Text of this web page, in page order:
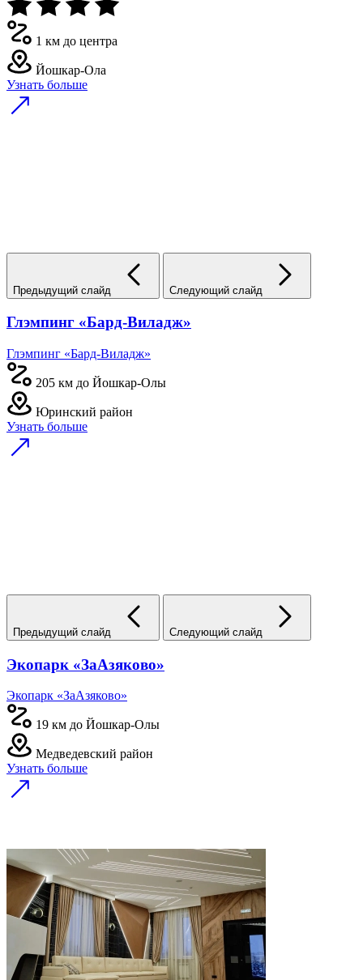
1 км до центра
Йошкар-Ола
Узнать больше
Предыдущий слайд Следующий слайд
Глэмпинг «Бард-Виладж»
Глэмпинг «Бард-Виладж»
205 км до Йошкар-Олы
Юринский район
Узнать больше
Предыдущий слайд Следующий слайд
Экопарк «ЗаАзяково»
Экопарк «ЗаАзяково»
19 км до Йошкар-Олы
Медведевский район
Узнать больше